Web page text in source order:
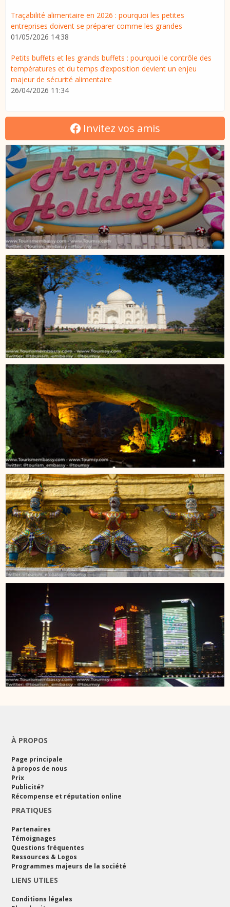
Traçabilité alimentaire en 2026 : pourquoi les petites
entreprises doivent se préparer comme les grandes
01/05/2026 14:38
Petits buffets et les grands buffets : pourquoi le contrôle des
températures et du temps d’exposition devient un enjeu
majeur de sécurité alimentaire
26/04/2026 11:34
Invitez vos amis
À PROPOS
Page principale
à propos de nous
Prix
Publicité?
Récompense et réputation online
PRATIQUES
Partenaires
Témoignages
Questions fréquentes
Ressources & Logos
Programmes majeurs de la société
LIENS UTILES
Conditions légales